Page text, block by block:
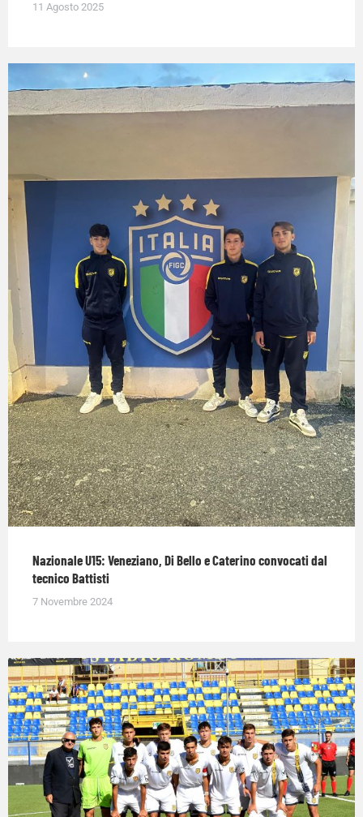
11 Agosto 2025
Nazionale U15: Veneziano, Di Bello e Caterino convocati dal
tecnico Battisti
7 Novembre 2024